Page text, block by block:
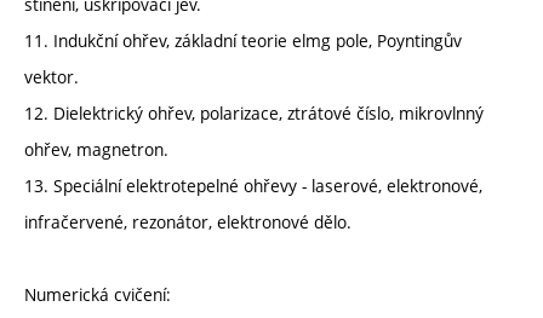
11. Indukční ohřev, základní teorie elmg pole, Poyntingův
vektor.
12. Dielektrický ohřev, polarizace, ztrátové číslo, mikrovlnný
ohřev, magnetron.
13. Speciální elektrotepelné ohřevy - laserové, elektronové,
infračervené, rezonátor, elektronové dělo.
Numerická cvičení: